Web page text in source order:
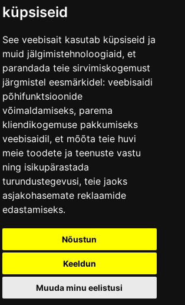
küpsiseid
See veebisait kasutab küpsiseid ja
muid jälgimistehnoloogiaid, et
parandada teie sirvimiskogemust
järgmistel eesmärkidel: veebisaidi
põhifunktsioonide
võimaldamiseks, parema
kliendikogemuse pakkumiseks
veebisaidil, et mõõta teie huvi
meie toodete ja teenuste vastu
ning isikupärastada
turundustegevusi, teie jaoks
asjakohasemate reklaamide
edastamiseks.
Nõustun
Keeldun
Muuda minu eelistusi
Tallinna Linnamuuseum
Vene 17
R kell 9-17(+372) 610 4178
info@linnamuuseum.ee
Küpsisepoliitika